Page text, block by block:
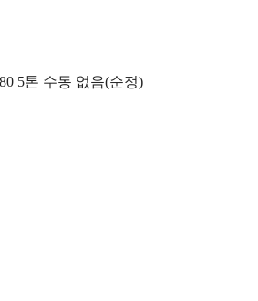
5톤 수동 없음(순정)